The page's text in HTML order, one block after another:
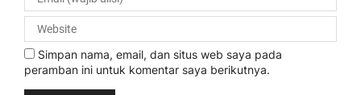
Simpan nama, email, dan situs web saya pada
peramban ini untuk komentar saya berikutnya.